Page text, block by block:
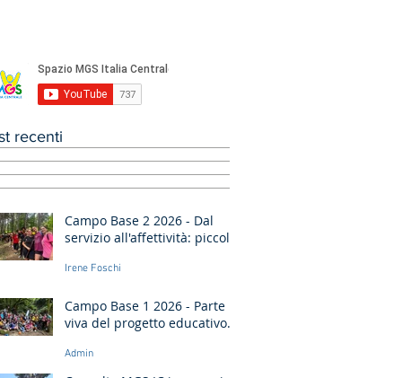
recenti
Campo Base 2 2026 - Dal
servizio all'affettività: piccoli
Irene Foschi
Campo Base 1 2026 - Parte
viva del progetto educativo
Admin